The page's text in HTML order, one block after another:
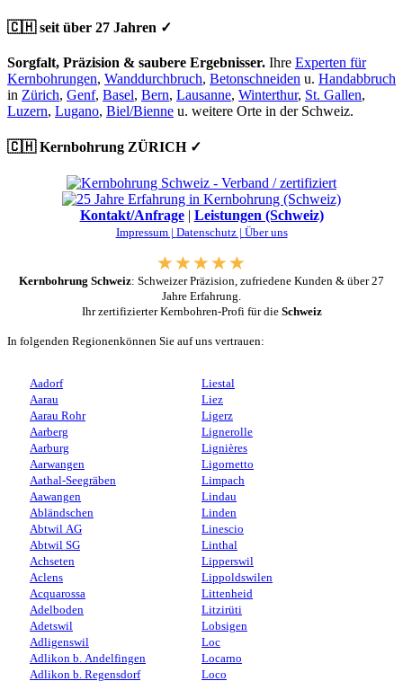
🇨🇭 seit über 27 Jahren ✓
Sorgfalt, Präzision & saubere Ergebnisser. Ihre Experten für
Kernbohrungen, Wanddurchbruch, Betonschneiden u. Handabbruch
in Zürich, Genf, Basel, Bern, Lausanne, Winterthur, St. Gallen,
Luzern, Lugano, Biel/Bienne u. weitere Orte in der Schweiz.
🇨🇭 Kernbohrung ZÜRICH ✓
Kontakt/Anfrage| Leistungen (Schweiz)
Impressum | Datenschutz | Über uns
Kernbohrung Schweiz: Schweizer Präzision, zufriedene Kunden & über 27
Jahre Erfahrung.
Ihr zertifizierter Kernbohren-Profi für die Schweiz
In folgenden Regionenkönnen Sie auf uns vertrauen:
Aadorf
Aarau
Aarau Rohr
Aarberg
Aarburg
Aarwangen
Aathal-Seegräben
Aawangen
Abländschen
Abtwil AG
Abtwil SG
Achseten
Aclens
Acquarossa
Adelboden
Adetswil
Adligenswil
Adlikon b. Andelfingen
Adlikon b. Regensdorf
Liestal
Liez
Ligerz
Lignerolle
Lignières
Ligornetto
Limpach
Lindau
Linden
Linescio
Linthal
Lipperswil
Lippoldswilen
Littenheid
Litzirüti
Lobsigen
Loc
Locarno
Loco